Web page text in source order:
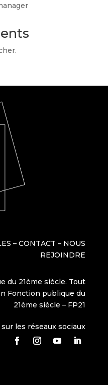
–CONTACT – NOUS
REJOINDRE
du 21ème siècle. Tout
Fonction publique du
21ème siècle – FP21
les réseaux sociaux